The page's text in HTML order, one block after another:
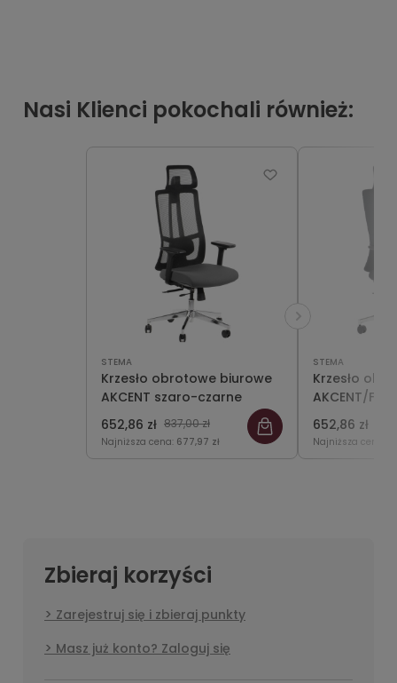
Nasi Klienci pokochali również:
STEMA
Krzesło obrotowe biurowe
AKCENT szaro-czarne
652,86 zł 837,00 zł
Najniższa cena: 677,97 zł
STEMA
Krzesło
AKCENT/F
652,86 zł
Najniższa cena:
Zbieraj korzyści
Zarejestruj się i zbieraj punkty
Masz już konto? Zaloguj się